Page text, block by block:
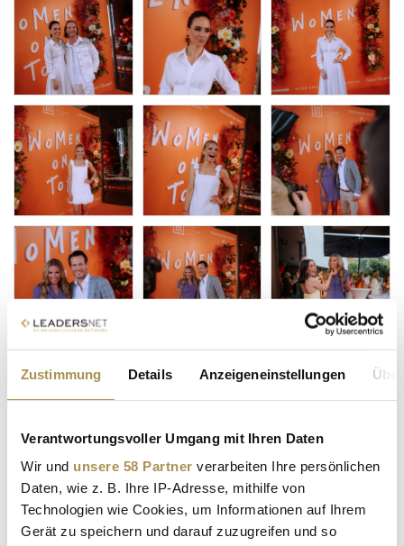
Zustimmung Details Anzeigeneinstellungen
Verantwortungsvoller Umgang mit Ihren Daten
Wir und unsere 58 Partner verarbeiten Ihre persönlichen
Daten, wie z. B. Ihre IP-Adresse, mithilfe von
Technologien wie Cookies, um Informationen auf Ihrem
Gerät zu speichern und darauf zuzugreifen und so